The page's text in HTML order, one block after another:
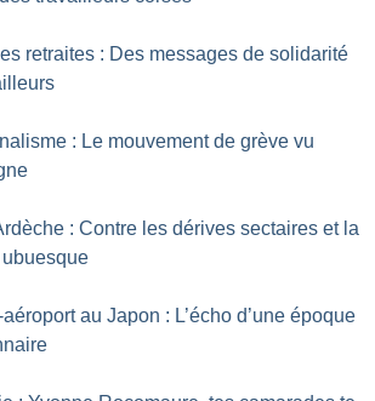
retraites : Des messages de solidarité
: Le mouvement de grève vu
: Contre les dérives sectaires et la
au Japon : L’écho d’une époque